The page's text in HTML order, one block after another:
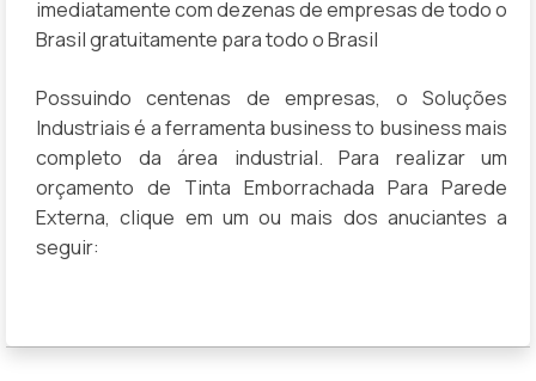
imediatamente com dezenas de empresas de todo o
Brasil gratuitamente para todo o Brasil
Possuindo centenas de empresas, o Soluções
Industriais é a ferramenta business to business mais
completo da área industrial. Para realizar um
orçamento de Tinta Emborrachada Para Parede
Externa, clique em um ou mais dos anuciantes a
seguir: